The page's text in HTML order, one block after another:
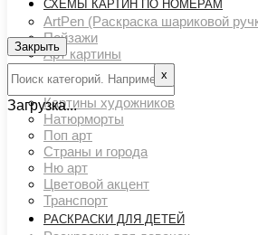
СХЕМЫ КАРТИН ПО НОМЕРАМ
ArtPen (Раскраска шариковой
Пейзажи
Арт картины
Люди
Картины художников
Натюрморты
Поп арт
Страны и города
Ню арт
Цветовой акцент
Транспорт
РАСКРАСКИ ДЛЯ ДЕТЕЙ
Закрыть
х
Загрузка...